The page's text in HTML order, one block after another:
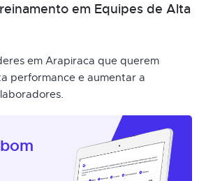
em Equipes de Alta
em Arapiraca que querem
performance e aumentar a
bom